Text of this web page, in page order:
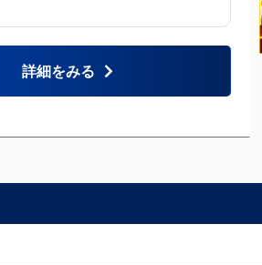
詳細をみる